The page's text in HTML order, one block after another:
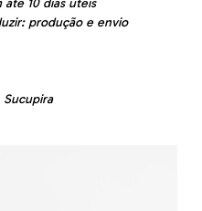
produção e envio